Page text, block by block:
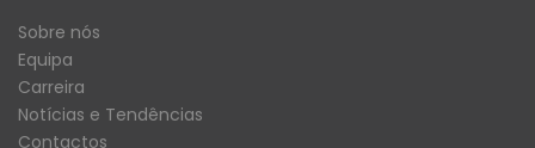
Sobre nós
Equipa
Carreira
Notícias e Tendências
Contactos